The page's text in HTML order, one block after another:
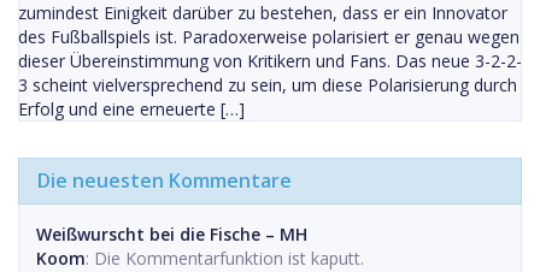
zumindest Einigkeit darüber zu bestehen, dass er ein Innovator
des Fußballspiels ist. Paradoxerweise polarisiert er genau wegen
dieser Übereinstimmung von Kritikern und Fans. Das neue 3-2-2-
3 scheint vielversprechend zu sein, um diese Polarisierung durch
Erfolg und eine erneuerte […]
Die neuesten Kommentare
Weißwurscht bei die Fische – MH
Koom: Die Kommentarfunktion ist kaputt.